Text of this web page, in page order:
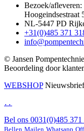
Bezoek/afleveren:
Hoogeindsestraat
NL-5447 PD
+31(0)485 371
© Jansen
Beoordeling door
WEBSHOP Nieuwsbrief
. .
Bel ons 0031(0)485 371
Bellen Mailen Whatsapp